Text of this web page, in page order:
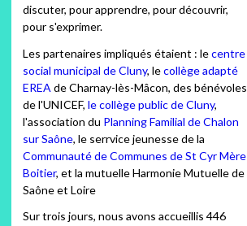
discuter, pour apprendre, pour découvrir,
pour s'exprimer.
Les partenaires impliqués étaient : lecentre
social municipal de Cluny, lecollège adapté
EREA de Charnay-lès-Mâcon, des bénévoles
de l'UNICEF, le collège public de Cluny,
l'association du Planning Familial de Chalon
sur Saône, le serrvice jeunesse de la
Communauté de Communes de St Cyr Mère
Boitier, et la mutuelle Harmonie Mutuelle de
Saône et Loire
Sur trois jours, nous avons accueillis 446